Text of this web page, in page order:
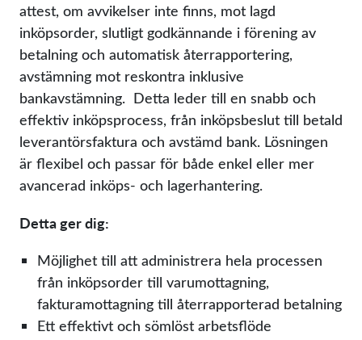
attest, om avvikelser inte finns, mot lagd
inköpsorder, slutligt godkännande i förening av
betalning och automatisk återrapportering,
avstämning mot reskontra inklusive
bankavstämning. Detta leder till en snabb och
effektiv inköpsprocess, från inköpsbeslut till betald
leverantörsfaktura och avstämd bank. Lösningen
är flexibel och passar för både enkel eller mer
avancerad inköps- och lagerhantering. ​
Detta ger dig:​
Möjlighet till att administrera hela processen
från inköpsorder till varumottagning,
fakturamottagning till återrapporterad betalning​
Ett effektivt och sömlöst arbetsflöde​